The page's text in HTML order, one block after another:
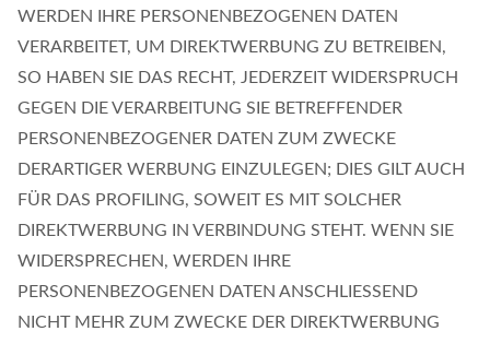
WERDEN IHRE PERSONENBEZOGENEN DATEN
VERARBEITET, UM DIREKTWERBUNG ZU BETREIBEN,
SO HABEN SIE DAS RECHT, JEDERZEIT WIDERSPRUCH
GEGEN DIE VERARBEITUNG SIE BETREFFENDER
PERSONENBEZOGENER DATEN ZUM ZWECKE
DERARTIGER WERBUNG EINZULEGEN; DIES GILT AUCH
FÜR DAS PROFILING, SOWEIT ES MIT SOLCHER
DIREKTWERBUNG IN VERBINDUNG STEHT. WENN SIE
WIDERSPRECHEN, WERDEN IHRE
PERSONENBEZOGENEN DATEN ANSCHLIESSEND
NICHT MEHR ZUM ZWECKE DER DIREKTWERBUNG